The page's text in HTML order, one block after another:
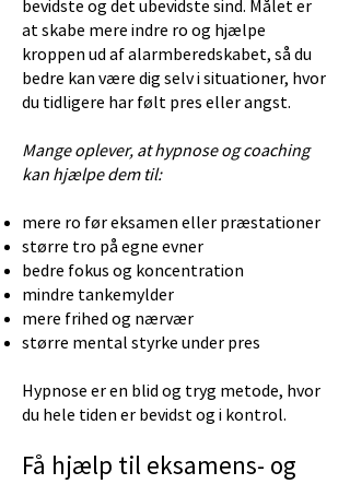
bevidste og det ubevidste sind. Målet er
at skabe mere indre ro og hjælpe
kroppen ud af alarmberedskabet, så du
bedre kan være dig selv i situationer, hvor
du tidligere har følt pres eller angst.
Mange oplever, at hypnose og coaching
kan hjælpe dem til:
mere ro før eksamen eller præstationer
større tro på egne evner
bedre fokus og koncentration
mindre tankemylder
mere frihed og nærvær
større mental styrke under pres
Hypnose er en blid og tryg metode, hvor
du hele tiden er bevidst og i kontrol.
Få hjælp til eksamens- og